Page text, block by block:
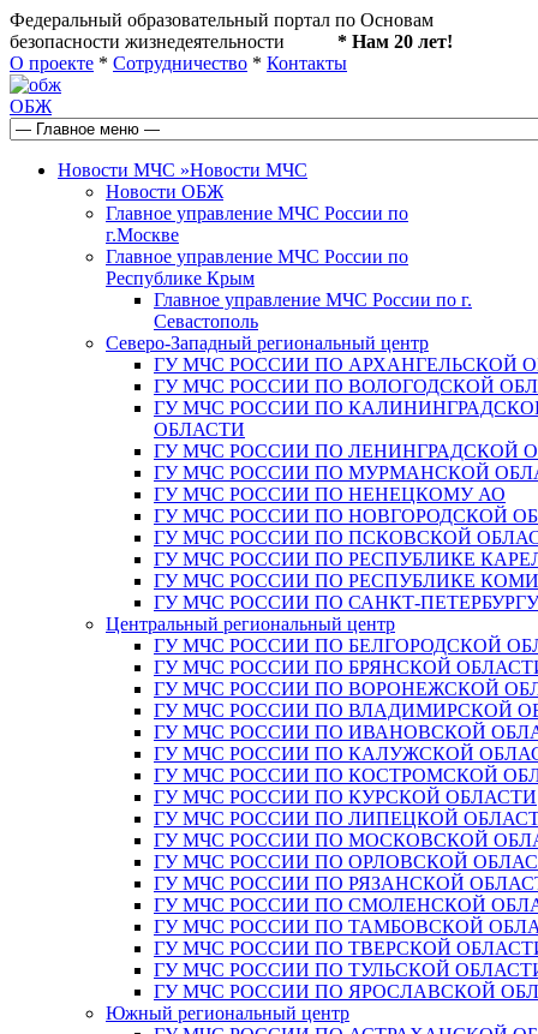
Федеральный образовательный портал по Основам
безопасности жизнедеятельности * Нам 20 лет!
О проекте * Сотрудничество * Контакты
ОБЖ
Новости МЧС »Новости МЧС
Новости ОБЖ
Главное управление МЧС России по
г.Москве
Главное управление МЧС России по
Республике Крым
Главное управление МЧС России по г.
Севастополь
Северо-Западный региональный центр
ГУ МЧС РОССИИ ПО АРХАНГЕЛЬСКОЙ
ГУ МЧС РОССИИ ПО ВОЛОГОДСКОЙ
ГУ МЧС РОССИИ ПО
ОБЛАСТИ
ГУ МЧС РОССИИ ПО ЛЕНИНГРАДСКОЙ
ГУ МЧС РОССИИ ПО МУРМАНСКОЙ
ГУ МЧС РОССИИ ПО НЕНЕЦКОМУ АО
ГУ МЧС РОССИИ ПО НОВГОРОДСКОЙ
ГУ МЧС РОССИИ ПО ПСКОВСКОЙ
ГУ МЧС РОССИИ ПО РЕСПУБЛИКЕ
ГУ МЧС РОССИИ ПО РЕСПУБЛИКЕ КОМИ
ГУ МЧС РОССИИ ПО САНКТ-ПЕТЕРБУРГУ
Центральный региональный центр
ГУ МЧС РОССИИ ПО БЕЛГОРОДСКОЙ
ГУ МЧС РОССИИ ПО БРЯНСКОЙ
ГУ МЧС РОССИИ ПО ВОРОНЕЖСКОЙ
ГУ МЧС РОССИИ ПО ВЛАДИМИРСКОЙ
ГУ МЧС РОССИИ ПО ИВАНОВСКОЙ
ГУ МЧС РОССИИ ПО КАЛУЖСКОЙ
ГУ МЧС РОССИИ ПО КОСТРОМСКОЙ
ГУ МЧС РОССИИ ПО КУРСКОЙ ОБЛАСТИ
ГУ МЧС РОССИИ ПО ЛИПЕЦКОЙ
ГУ МЧС РОССИИ ПО МОСКОВСКОЙ
ГУ МЧС РОССИИ ПО ОРЛОВСКОЙ
ГУ МЧС РОССИИ ПО РЯЗАНСКОЙ
ГУ МЧС РОССИИ ПО СМОЛЕНСКОЙ
ГУ МЧС РОССИИ ПО ТАМБОВСКОЙ
ГУ МЧС РОССИИ ПО ТВЕРСКОЙ
ГУ МЧС РОССИИ ПО ТУЛЬСКОЙ
ГУ МЧС РОССИИ ПО ЯРОСЛАВСКОЙ
Южный региональный центр